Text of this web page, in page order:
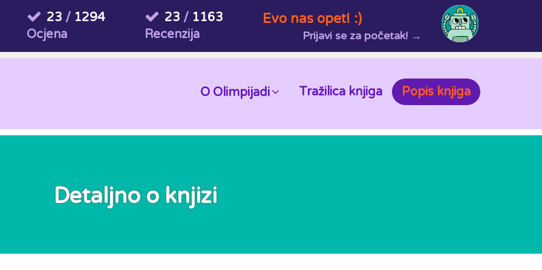
23 / 1294
Ocjena
23 / 1163
Recenzija
Evo nas opet! :)
Prijavi se za početak! →
O Olimpijadi Tražilica knjiga Popis knjiga
Detaljno o knjizi